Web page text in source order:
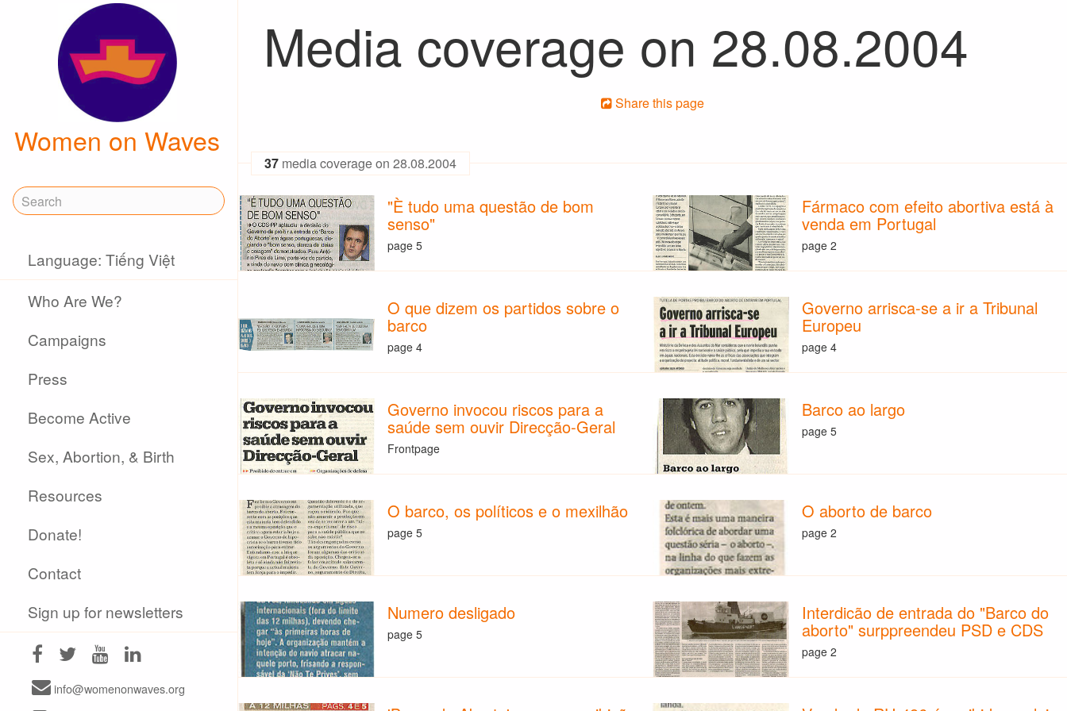
Women on Waves
Language: Tiếng Việt
Who Are We?
Campaigns
Press
Become Active
Sex, Abortion, & Birth
Resources
Donate!
Contact
Sign up for newsletters
info@womenonwaves.org
Media coverage on 28.08.2004
Share this page
37 media coverage on 28.08.2004
"È tudo uma questão de bom
senso"
page 5
Fármaco com efeito abortiva está à
venda em Portugal
page 2
O que dizem os partidos sobre o
barco
page 4
Governo arrisca-se a ir a Tribunal
Europeu
page 4
Governo invocou riscos para a
saúde sem ouvir Direcção-Geral
Frontpage
Barco ao largo
page 5
O barco, os políticos e o mexilhão
page 5
O aborto de barco
page 2
Numero desligado
page 5
Interdicão de entrada do "Barco do
aborto" surppreendeu PSD e CDS
page 2